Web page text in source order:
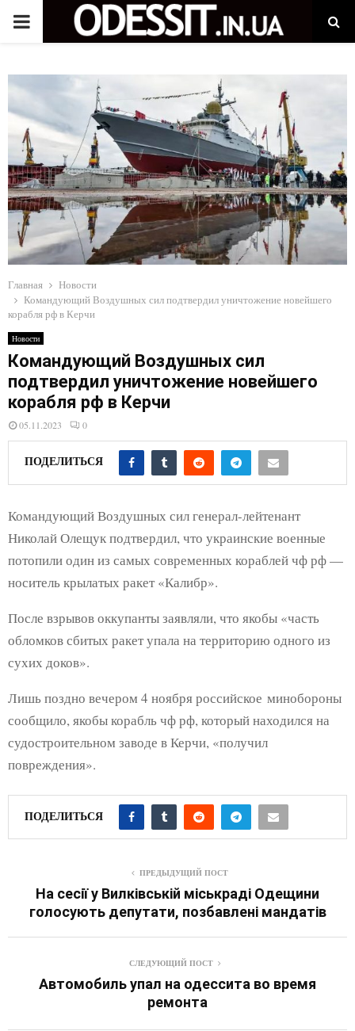
P
I
M
A
R
Y
M
E
N
U
Главная
Новости
Командующий Воздушных сил подтвердил уничтожение новейшего
корабля рф в Керчи
Новости
Командующий Воздушных сил
подтвердил уничтожение новейшего
корабля рф в Керчи
05.11.2023 0
ПОДЕЛИТЬСЯ
Командующий Воздушных сил генерал-лейтенант
Николай Олещук подтвердил, что украинские военные
потопили один из самых современных кораблей чф рф —
носитель крылатых ракет «Калибр».
После взрывов оккупанты заявляли, что якобы «часть
обломков сбитых ракет упала на территорию одного из
сухих доков».
Лишь поздно вечером 4 ноября российское минобороны
сообщило, якобы корабль чф рф, который находился на
судостроительном заводе в Керчи, «получил
повреждения».
ПОДЕЛИТЬСЯ
ПРЕДЫДУЩИЙ ПОСТ
На сесії у Вилківській міськраді Одещини
голосують депутати, позбавлені мандатів
СЛЕДУЮЩИЙ ПОСТ
Автомобиль упал на одессита во время
ремонта